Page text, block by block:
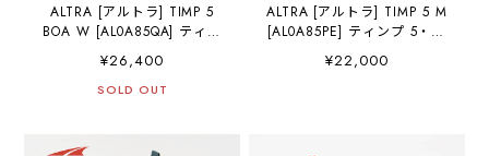
ALTRA [アルトラ] TIMP 5
BOA W [AL0A85QA] ティン
プ 5 ボア・ランニング・マ
ラソン・トレイルランニン
グ・ハイキング・ファスト
¥26,400
SOLD OUT
ALTRA [アルトラ] TIMP 5 M
[AL0A85PE] ティンプ 5・ク
ロスカントリー・ロードラ
ンニング・トレイルラン・
¥22,000